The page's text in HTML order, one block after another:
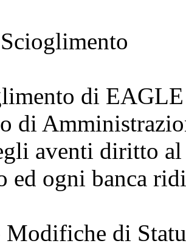
di
di
aventi diritto al
ed ogni banca
di